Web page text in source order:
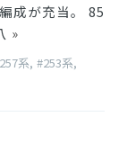
成が充当。 85
»
系, #253系,